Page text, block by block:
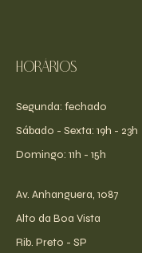
Horários
Segunda: fechado
​​Sábado - Sexta: 19h - 23h
​Domingo: 11h - 15h
Av. Anhanguera, 1087
Alto da Boa Vista
Rib. Preto - SP